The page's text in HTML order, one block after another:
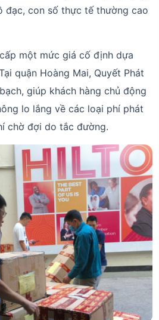
đạc, con số thực tế thường cao
một mức giá cố định dựa
quận Hoàng Mai, Quyết Phát
giúp khách hàng chủ động
lo lắng về các loại phí phát
chờ đợi do tắc đường.